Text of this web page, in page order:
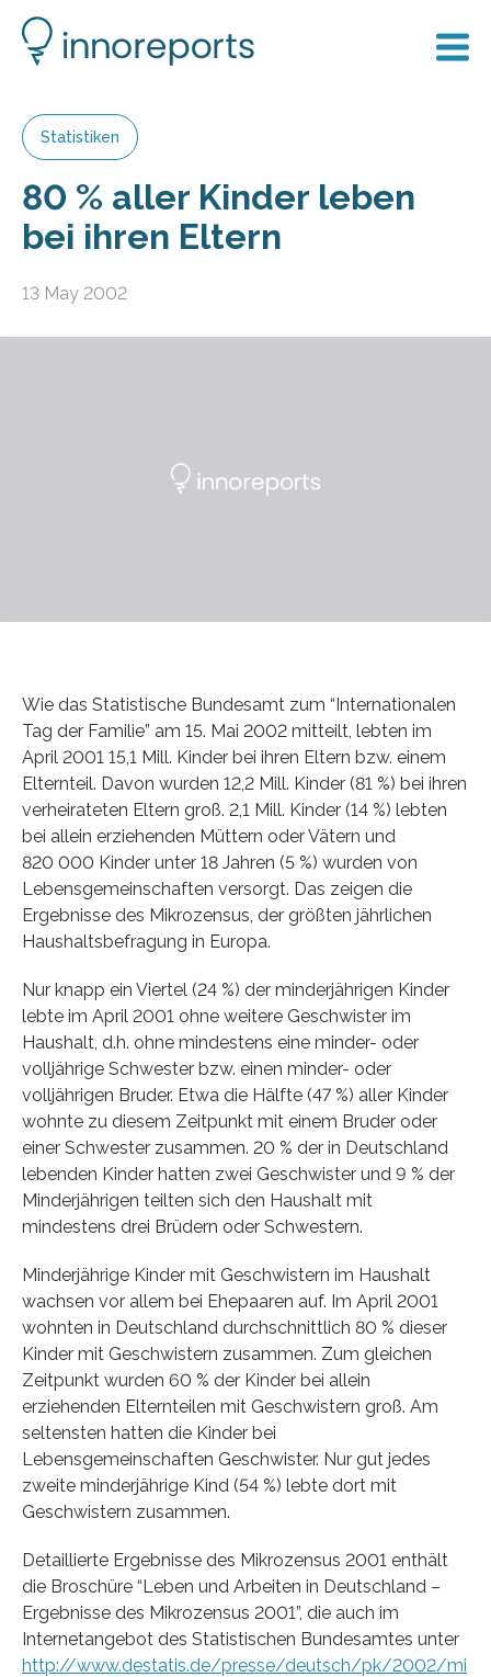
Statistiken
80 % aller Kinder leben
bei ihren Eltern
13 May 2002
Wie das Statistische Bundesamt zum “Internationalen
Tag der Familie” am 15. Mai 2002 mitteilt, lebten im
April 2001 15,1 Mill. Kinder bei ihren Eltern bzw. einem
Elternteil. Davon wurden 12,2 Mill. Kinder (81 %) bei ihren
verheirateten Eltern groß. 2,1 Mill. Kinder (14 %) lebten
bei allein erziehenden Müttern oder Vätern und
820 000 Kinder unter 18 Jahren (5 %) wurden von
Lebensgemeinschaften versorgt. Das zeigen die
Ergebnisse des Mikrozensus, der größten jährlichen
Haushaltsbefragung in Europa.
Nur knapp ein Viertel (24 %) der minderjährigen Kinder
lebte im April 2001 ohne weitere Geschwister im
Haushalt, d.h. ohne mindestens eine minder- oder
volljährige Schwester bzw. einen minder- oder
volljährigen Bruder. Etwa die Hälfte (47 %) aller Kinder
wohnte zu diesem Zeitpunkt mit einem Bruder oder
einer Schwester zusammen. 20 % der in Deutschland
lebenden Kinder hatten zwei Geschwister und 9 % der
Minderjährigen teilten sich den Haushalt mit
mindestens drei Brüdern oder Schwestern.
Minderjährige Kinder mit Geschwistern im Haushalt
wachsen vor allem bei Ehepaaren auf. Im April 2001
wohnten in Deutschland durchschnittlich 80 % dieser
Kinder mit Geschwistern zusammen. Zum gleichen
Zeitpunkt wurden 60 % der Kinder bei allein
erziehenden Elternteilen mit Geschwistern groß. Am
seltensten hatten die Kinder bei
Lebensgemeinschaften Geschwister. Nur gut jedes
zweite minderjährige Kind (54 %) lebte dort mit
Geschwistern zusammen.
Detaillierte Ergebnisse des Mikrozensus 2001 enthält
die Broschüre “Leben und Arbeiten in Deutschland –
Ergebnisse des Mikrozensus 2001”, die auch im
Internetangebot des Statistischen Bundesamtes unter
http://www.destatis.de/presse/deutsch/pk/2002/mi